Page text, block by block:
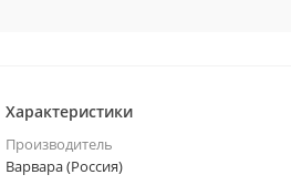
Характеристики
Производитель
Варвара (Россия)